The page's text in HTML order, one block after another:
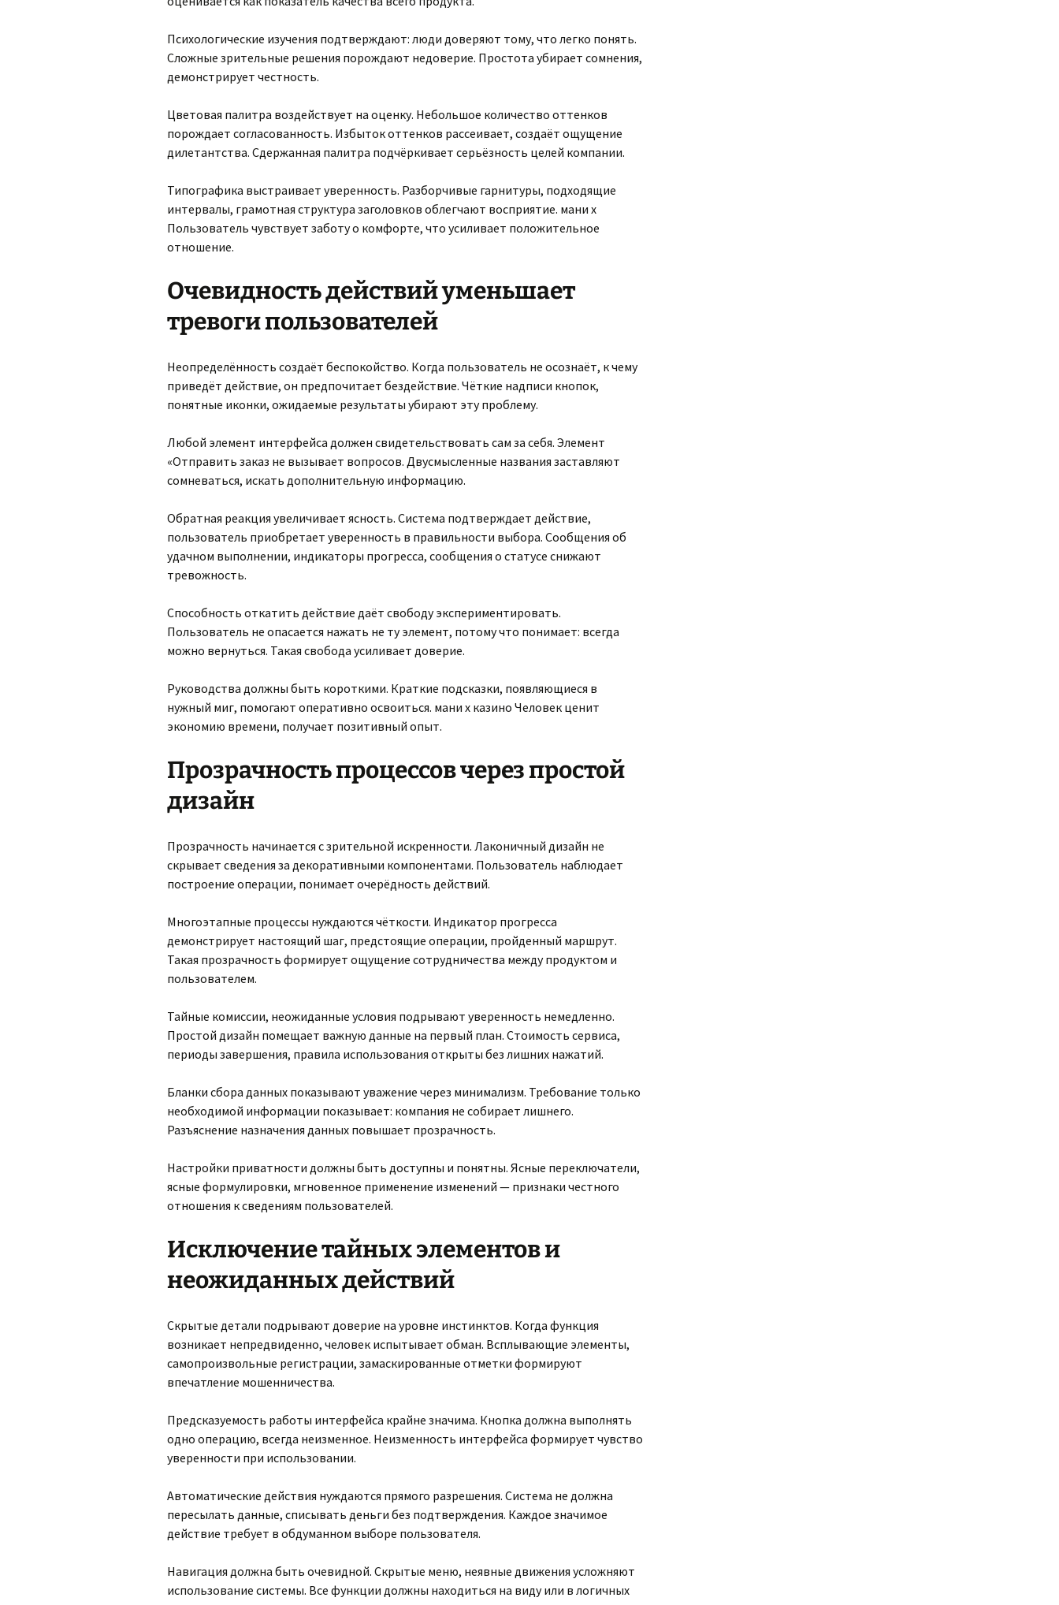
Психологические изучения подтверждают: люди доверяют тому, что легко понять.
Сложные зрительные решения порождают недоверие. Простота убирает сомнения,
демонстрирует честность.
Цветовая палитра воздействует на оценку. Небольшое количество оттенков
порождает согласованность. Избыток оттенков рассеивает, создаёт ощущение
дилетантства. Сдержанная палитра подчёркивает серьёзность целей компании.
Типографика выстраивает уверенность. Разборчивые гарнитуры, подходящие
интервалы, грамотная структура заголовков облегчают восприятие. мани х
Пользователь чувствует заботу о комфорте, что усиливает положительное
отношение.
Очевидность действий уменьшает
тревоги пользователей
Неопределённость создаёт беспокойство. Когда пользователь не осознаёт, к чему
приведёт действие, он предпочитает бездействие. Чёткие надписи кнопок,
понятные иконки, ожидаемые результаты убирают эту проблему.
Любой элемент интерфейса должен свидетельствовать сам за себя. Элемент
«Отправить заказ не вызывает вопросов. Двусмысленные названия заставляют
сомневаться, искать дополнительную информацию.
Обратная реакция увеличивает ясность. Система подтверждает действие,
пользователь приобретает уверенность в правильности выбора. Сообщения об
удачном выполнении, индикаторы прогресса, сообщения о статусе снижают
тревожность.
Способность откатить действие даёт свободу экспериментировать.
Пользователь не опасается нажать не ту элемент, потому что понимает: всегда
можно вернуться. Такая свобода усиливает доверие.
Руководства должны быть короткими. Краткие подсказки, появляющиеся в
нужный миг, помогают оперативно освоиться. мани х казино Человек ценит
экономию времени, получает позитивный опыт.
Прозрачность процессов через простой
дизайн
Прозрачность начинается с зрительной искренности. Лаконичный дизайн не
скрывает сведения за декоративными компонентами. Пользователь наблюдает
построение операции, понимает очерёдность действий.
Многоэтапные процессы нуждаются чёткости. Индикатор прогресса
демонстрирует настоящий шаг, предстоящие операции, пройденный маршрут.
Такая прозрачность формирует ощущение сотрудничества между продуктом и
пользователем.
Тайные комиссии, неожиданные условия подрывают уверенность немедленно.
Простой дизайн помещает важную данные на первый план. Стоимость сервиса,
периоды завершения, правила использования открыты без лишних нажатий.
Бланки сбора данных показывают уважение через минимализм. Требование только
необходимой информации показывает: компания не собирает лишнего.
Разъяснение назначения данных повышает прозрачность.
Настройки приватности должны быть доступны и понятны. Ясные переключатели,
ясные формулировки, мгновенное применение изменений — признаки честного
отношения к сведениям пользователей.
Исключение тайных элементов и
неожиданных действий
Скрытые детали подрывают доверие на уровне инстинктов. Когда функция
возникает непредвиденно, человек испытывает обман. Всплывающие элементы,
самопроизвольные регистрации, замаскированные отметки формируют
впечатление мошенничества.
Предсказуемость работы интерфейса крайне значима. Кнопка должна выполнять
одно операцию, всегда неизменное. Неизменность интерфейса формирует чувство
уверенности при использовании.
Автоматические действия нуждаются прямого разрешения. Система не должна
пересылать данные, списывать деньги без подтверждения. Каждое значимое
действие требует в обдуманном выборе пользователя.
Навигация должна быть очевидной. Скрытые меню, неявные движения усложняют
использование системы. Все функции должны находиться на виду или в логичных